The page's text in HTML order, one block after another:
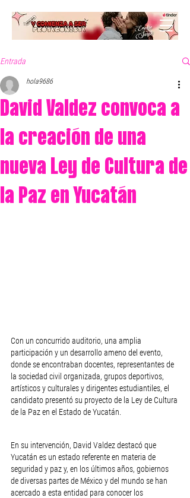
Entrada
David Valdez convoca a
la creación de una
nueva Ley de Cultura de
la Paz en Yucatán
hola9686
Con un concurrido auditorio, una amplia
participación y un desarrollo ameno del evento,
donde se encontraban docentes, representantes de
la sociedad civil organizada, grupos deportivos,
artísticos y culturales y dirigentes estudiantiles, el
candidato presentó su proyecto de la Ley de Cultura
de la Paz en el Estado de Yucatán.
En su intervención, David Valdez destacó que
Yucatán es un estado referente en materia de
seguridad y paz y, en los últimos años, gobiernos
de diversas partes de México y del mundo se han
acercado a esta entidad para conocer los